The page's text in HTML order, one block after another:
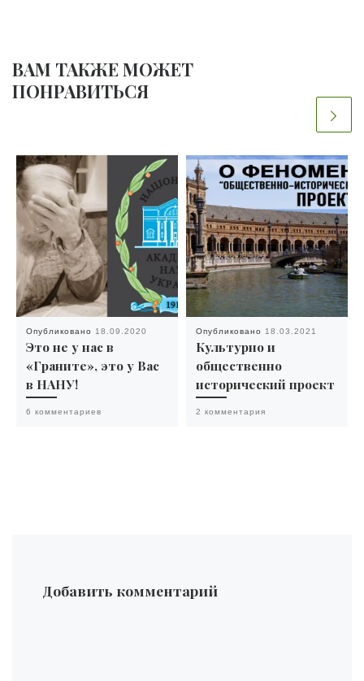
ВАМ ТАКЖЕ МОЖЕТ
ПОНРАВИТЬСЯ
Опубликовано 18.09.2020
Это не у нас в
«Граните», это у Вас
в НАНУ!
6 комментариев
Опубликовано 18.03.2021
Культурно и
общественно
исторический проект
2 комментария
Добавить комментарий